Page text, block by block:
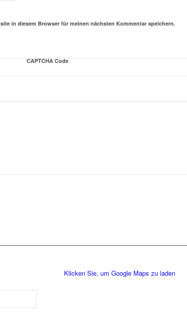
in diesem Browser für meinen nächsten Kommentar speichern.
CAPTCHA Code
Klicken Sie, um Google Maps zu laden